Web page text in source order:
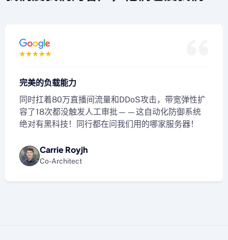
完美的负载能力
同时扛着80万直播间流量和DDoS攻击，带宽弹性扩
容了18次都没触发人工审批——这自动化防御系统
绝对有黑科技！同行都在问我们用的哪家服务器！
Carrie Royjh
Co-Architect